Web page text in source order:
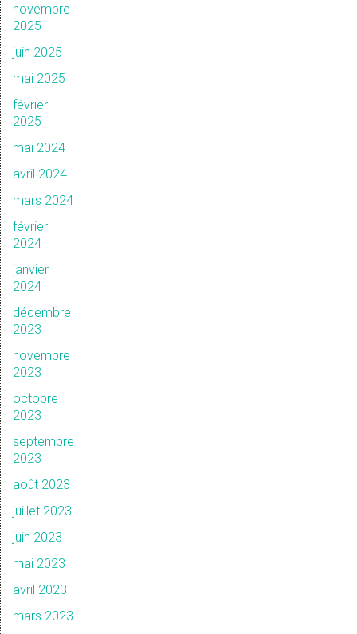
novembre
2025
juin 2025
mai 2025
février
2025
mai 2024
avril 2024
mars 2024
février
2024
janvier
2024
décembre
2023
novembre
2023
octobre
2023
septembre
2023
août 2023
juillet 2023
juin 2023
mai 2023
avril 2023
mars 2023